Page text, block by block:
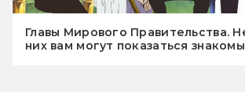
Главы Мирового Правительства.
них вам могут показаться